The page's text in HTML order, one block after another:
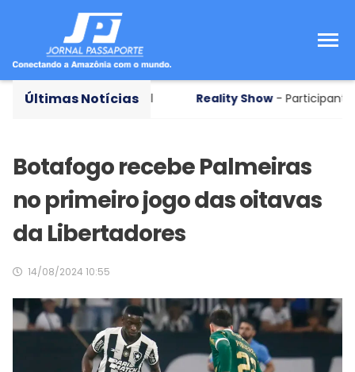
Últimas Notícias
por abuso sexual Reality Show- Participante deixa
Botafogo recebe Palmeiras
no primeiro jogo das oitavas
da Libertadores
14/08/2024 10:55